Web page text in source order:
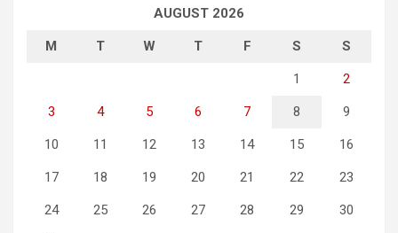
AUGUST 2026
M T W T F S S
1 2
3 4 5 6 7 8 9
10 11 12 13 14 15 16
17 18 19 20 21 22 23
24 25 26 27 28 29 30